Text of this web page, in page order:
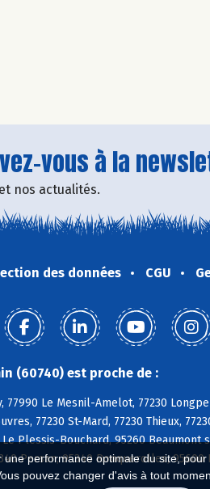
performance optimale du site,
pouvez changer d'avis à tout
vous à la
nos actualités.
des données CGU
(60740) est proche de :
77990 Le Mesnil-Amelot, 77230
77230 St-Mard, 77230 Thieux,
Plessis-Bouchard, 95260
Persan, 95340 Ronquerolles, 95600